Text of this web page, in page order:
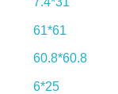
61*61
60.8*60.8
6*25